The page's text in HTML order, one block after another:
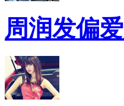
周润发偏